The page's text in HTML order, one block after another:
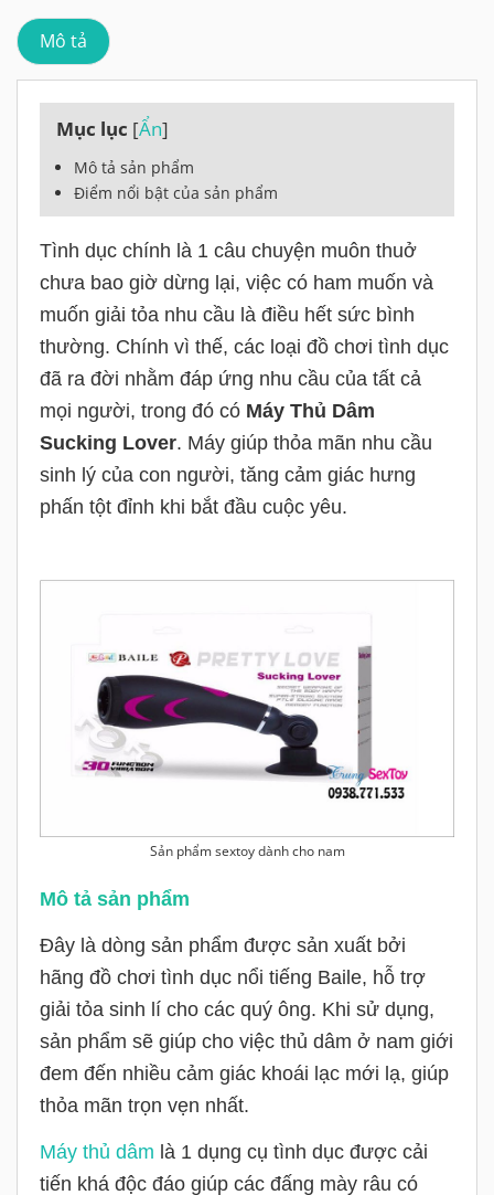
Mô tả
Mục lục [Ẩn]
Mô tả sản phẩm
Điểm nổi bật của sản phẩm
Tình dục chính là 1 câu chuyện muôn thuở
chưa bao giờ dừng lại, việc có ham muốn và
muốn giải tỏa nhu cầu là điều hết sức bình
thường. Chính vì thế, các loại đồ chơi tình dục
đã ra đời nhằm đáp ứng nhu cầu của tất cả
mọi người, trong đó có Máy Thủ Dâm
Sucking Lover. Máy giúp thỏa mãn nhu cầu
sinh lý của con người, tăng cảm giác hưng
phấn tột đỉnh khi bắt đầu cuộc yêu.
Sản phẩm sextoy dành cho nam
Mô tả sản phẩm
Đây là dòng sản phẩm được sản xuất bởi
hãng đồ chơi tình dục nổi tiếng Baile, hỗ trợ
giải tỏa sinh lí cho các quý ông. Khi sử dụng,
sản phẩm sẽ giúp cho việc thủ dâm ở nam giới
đem đến nhiều cảm giác khoái lạc mới lạ, giúp
thỏa mãn trọn vẹn nhất.
Máy thủ dâm là 1 dụng cụ tình dục được cải
tiến khá độc đáo giúp các đấng mày râu có